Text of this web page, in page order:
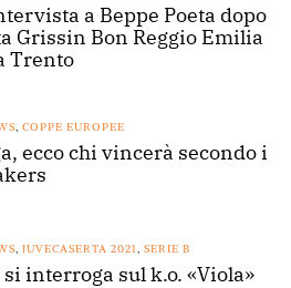
a Beppe Poeta dopo
Grissin Bon Reggio Emilia
Trento
, COPPE EUROPEE
ecco chi vincerà secondo i
, JUVECASERTA 2021, SERIE B
interroga sul k.o. «Viola»